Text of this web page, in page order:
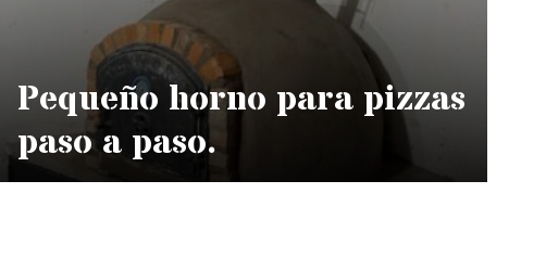
Pequeño horno para pizzas
paso a paso.